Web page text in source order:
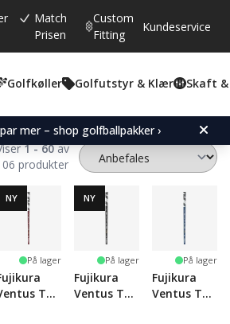
Match
Prisen
Custom
Fitting
Kundeservice
Golfkøller Golfutstyr & Klær Skaft &
mer – shop golfballpakker ›
Golfskaft Grafitskaft for Wood
1 - 60av
produkter
NY
På lager
TR
NY
På lager
Fujikura
Ventus TR
På lager
Fujikura
Ventus TR